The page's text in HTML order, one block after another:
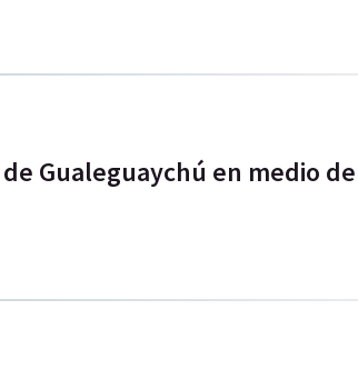
Gualeguaychú en medio de